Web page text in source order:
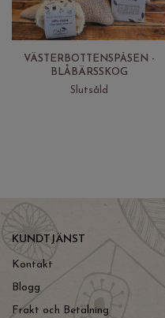
VÄSTERBOTTENSPÅSEN -
BLÅBÄRSSKOG
Slutsåld
KUNDTJÄNST
Kontakt
Blogg
Frakt och Betalning